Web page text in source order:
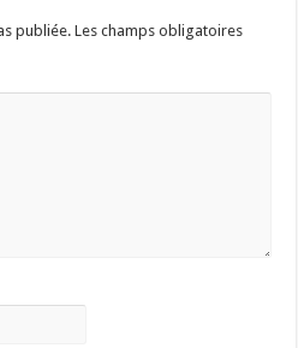
publiée. Les champs obligatoires